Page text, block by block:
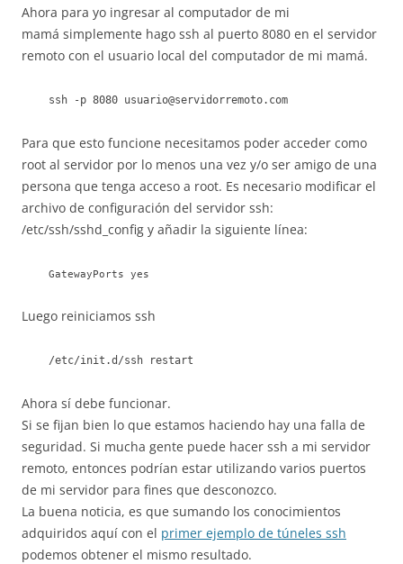
Ahora para yo ingresar al computador de mi
mamá simplemente hago ssh al puerto 8080 en el servidor
remoto con el usuario local del computador de mi mamá.
ssh -p 8080 usuario@servidorremoto.com
Para que esto funcione necesitamos poder acceder como
root al servidor por lo menos una vez y/o ser amigo de una
persona que tenga acceso a root. Es necesario modificar el
archivo de configuración del servidor ssh:
/etc/ssh/sshd_config y añadir la siguiente línea:
GatewayPorts yes
Luego reiniciamos ssh
/etc/init.d/ssh restart
Ahora sí debe funcionar.
Si se fijan bien lo que estamos haciendo hay una falla de
seguridad. Si mucha gente puede hacer ssh a mi servidor
remoto, entonces podrían estar utilizando varios puertos
de mi servidor para fines que desconozco.
La buena noticia, es que sumando los conocimientos
adquiridos aquí con el primer ejemplo de túneles ssh
podemos obtener el mismo resultado.